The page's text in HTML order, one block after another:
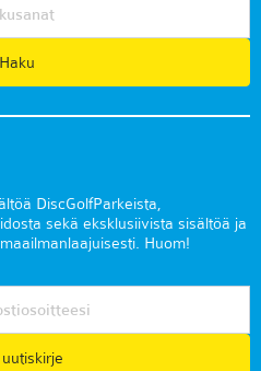
DiscGolfParkeista,
sekä eksklusiivista sisältöä ja
Huom!